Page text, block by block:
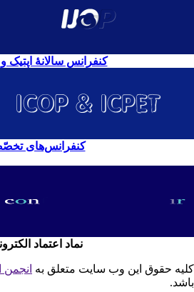
کنفرانس سالانۀ اپتیک و
کنفرانس‌های
نماد اعتماد
حقوق این وب سایت متعلق بهانجمن